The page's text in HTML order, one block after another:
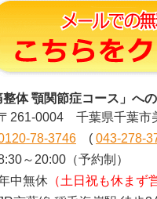
整体 顎関節症コース」へ
261-0004 千葉県千葉市
78-3746 ( 043-278-
～20:00（予約制）
中無休 （土日祝も休まず